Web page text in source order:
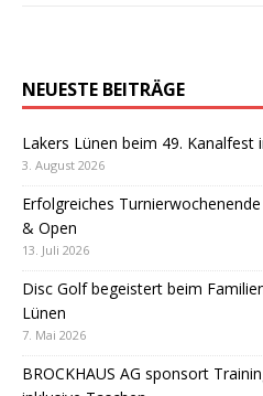
NEUESTE BEITRÄGE
Lakers Lünen beim 49. Kanalfest
3. August 2026
Erfolgreiches
& Open
13. Juli 2026
Disc Golf begeistert beim
Lünen
7. Mai 2026
BROCKHAUS AG sponsort